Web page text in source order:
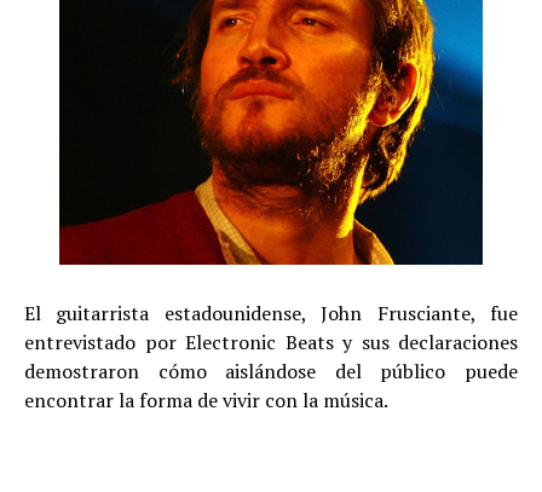
El guitarrista estadounidense, John Frusciante, fue
entrevistado por Electronic Beats y sus declaraciones
demostraron cómo aislándose del público puede
encontrar la forma de vivir con la música.